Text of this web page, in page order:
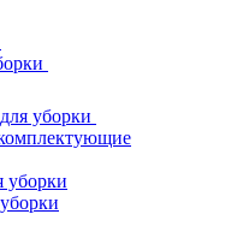
уборки
уборки